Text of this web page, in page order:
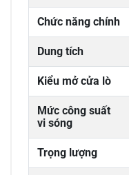
Chức năng chính
Dung tích
Kiểu mở cửa lò
Mức công suất
vi sóng
Trọng lượng